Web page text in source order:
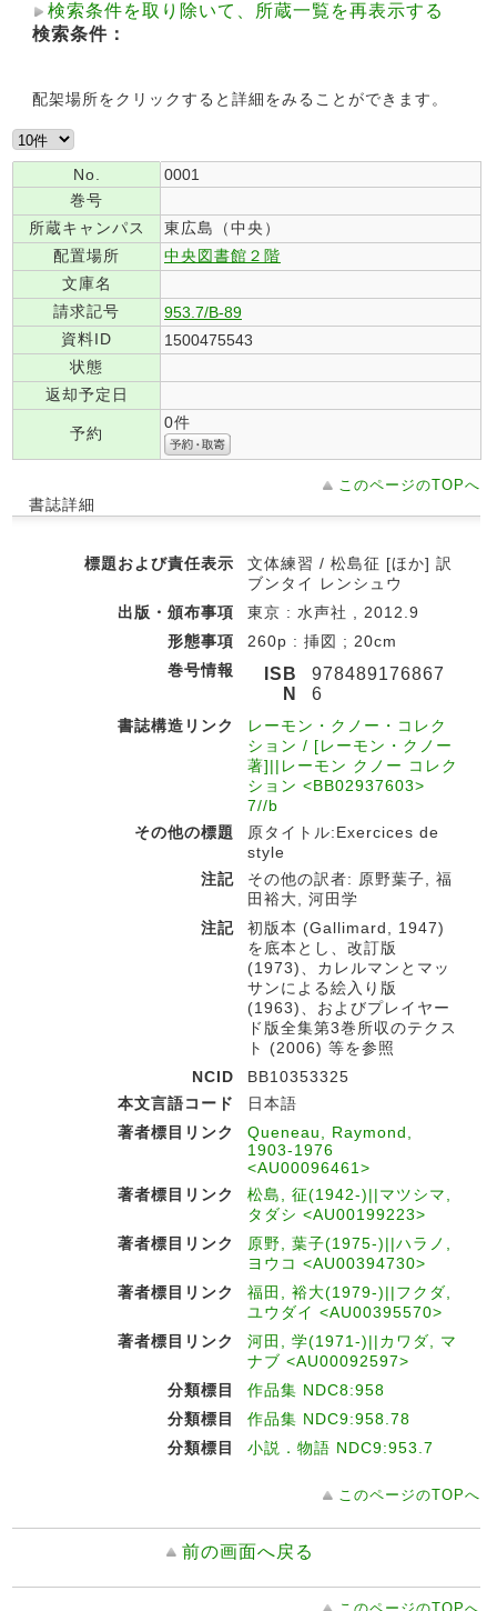
検索条件を取り除いて、所蔵一覧を再表示する
検索条件：
配架場所をクリックすると詳細をみることができます。
No.
0001
巻号
所蔵キャンパス
東広島（中央）
配置場所
中央図書館２階
文庫名
請求記号
953.7/B-89
資料ID
1500475543
状態
返却予定日
予約
0件
このページのTOPへ
書誌詳細
標題および責任表示
文体練習 / 松島征 [ほか] 訳
ブンタイ レンシュウ
出版・頒布事項
東京 : 水声社 , 2012.9
形態事項
260p : 挿図 ; 20cm
巻号情報
ISB
N
978489176867
6
書誌構造リンク
レーモン・クノー・コレク
ション / [レーモン・クノー
著]||レーモン クノー コレク
ション <BB02937603>
7//b
その他の標題
原タイトル:Exercices de
style
注記
その他の訳者: 原野葉子, 福
田裕大, 河田学
注記
初版本 (Gallimard, 1947)
を底本とし、改訂版
(1973)、カレルマンとマッ
サンによる絵入り版
(1963)、およびプレイヤー
ド版全集第3巻所収のテクス
ト (2006) 等を参照
NCID
BB10353325
本文言語コード
日本語
著者標目リンク
Queneau, Raymond,
1903-1976
<AU00096461>
著者標目リンク
松島, 征(1942-)||マツシマ,
タダシ <AU00199223>
著者標目リンク
原野, 葉子(1975-)||ハラノ,
ヨウコ <AU00394730>
著者標目リンク
福田, 裕大(1979-)||フクダ,
ユウダイ <AU00395570>
著者標目リンク
河田, 学(1971-)||カワダ, マ
ナブ <AU00092597>
分類標目
作品集 NDC8:958
分類標目
作品集 NDC9:958.78
分類標目
小説．物語 NDC9:953.7
このページのTOPへ
前の画面へ戻る